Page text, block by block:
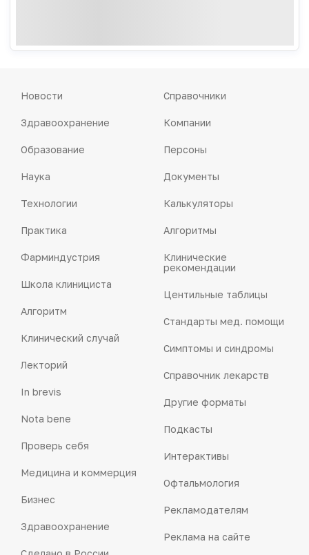
Новости
Здравоохранение
Образование
Наука
Технологии
Практика
Фарминдустрия
Школа клинициста
Алгоритм
Клинический случай
Лекторий
In brevis
Nota bene
Проверь себя
Медицина и коммерция
Бизнес
Здравоохранение
Справочники
Компании
Персоны
Документы
Калькуляторы
Алгоритмы
Клинические
рекомендации
Центильные таблицы
Стандарты мед. помощи
Симптомы и синдромы
Справочник лекарств
Другие форматы
Подкасты
Интерактивы
Офтальмология
Рекламодателям
Реклама на сайте